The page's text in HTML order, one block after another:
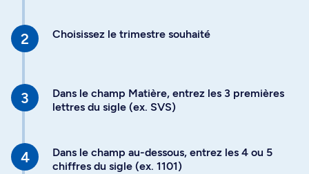
Choisissez le trimestre souhaité
Dans le champ Matière, entrez les 3 premières
lettres du sigle (ex. SVS)
Dans le champ au-dessous, entrez les 4 ou 5
chiffres du sigle (ex. 1101)